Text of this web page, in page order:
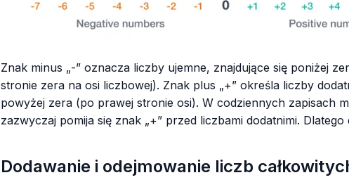
Znak minus „-” oznacza liczby ujemne, znajdujące się poniżej
stronie zera na osi liczbowej). Znak plus „+” określa liczby
powyżej zera (po prawej stronie osi). W codziennych zapisach
zazwyczaj pomija się znak „+” przed liczbami dodatnimi.
Dodawanie i odejmowanie liczb